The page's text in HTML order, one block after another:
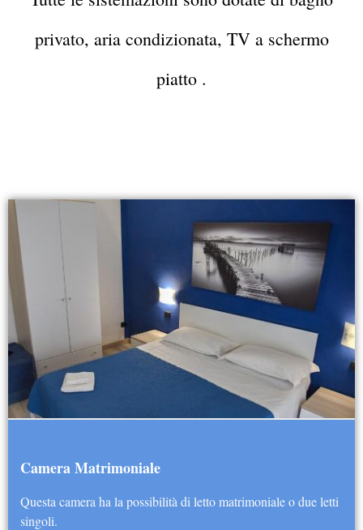
privato, aria condizionata, TV a schermo
piatto .
Camera Matrimoniale
Questa camera ha la possibilità di letto matrimoniale o due letti
singoli.